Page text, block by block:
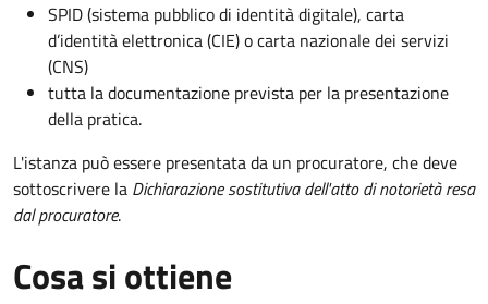
SPID (sistema pubblico di identità digitale), carta
d’identità elettronica (CIE) o carta nazionale dei servizi
(CNS)
tutta la documentazione prevista per la presentazione
della pratica.
L'istanza può essere presentata da un procuratore, che deve
sottoscrivere la Dichiarazione sostitutiva dell'atto di notorietà resa
dal procuratore.
Cosa si ottiene